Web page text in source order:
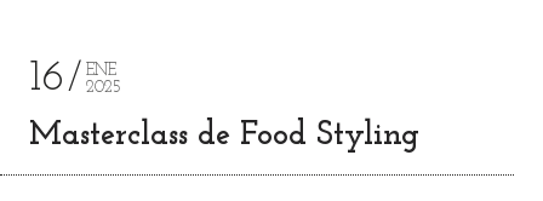
16
ENE
2025
Masterclass de Food Styling